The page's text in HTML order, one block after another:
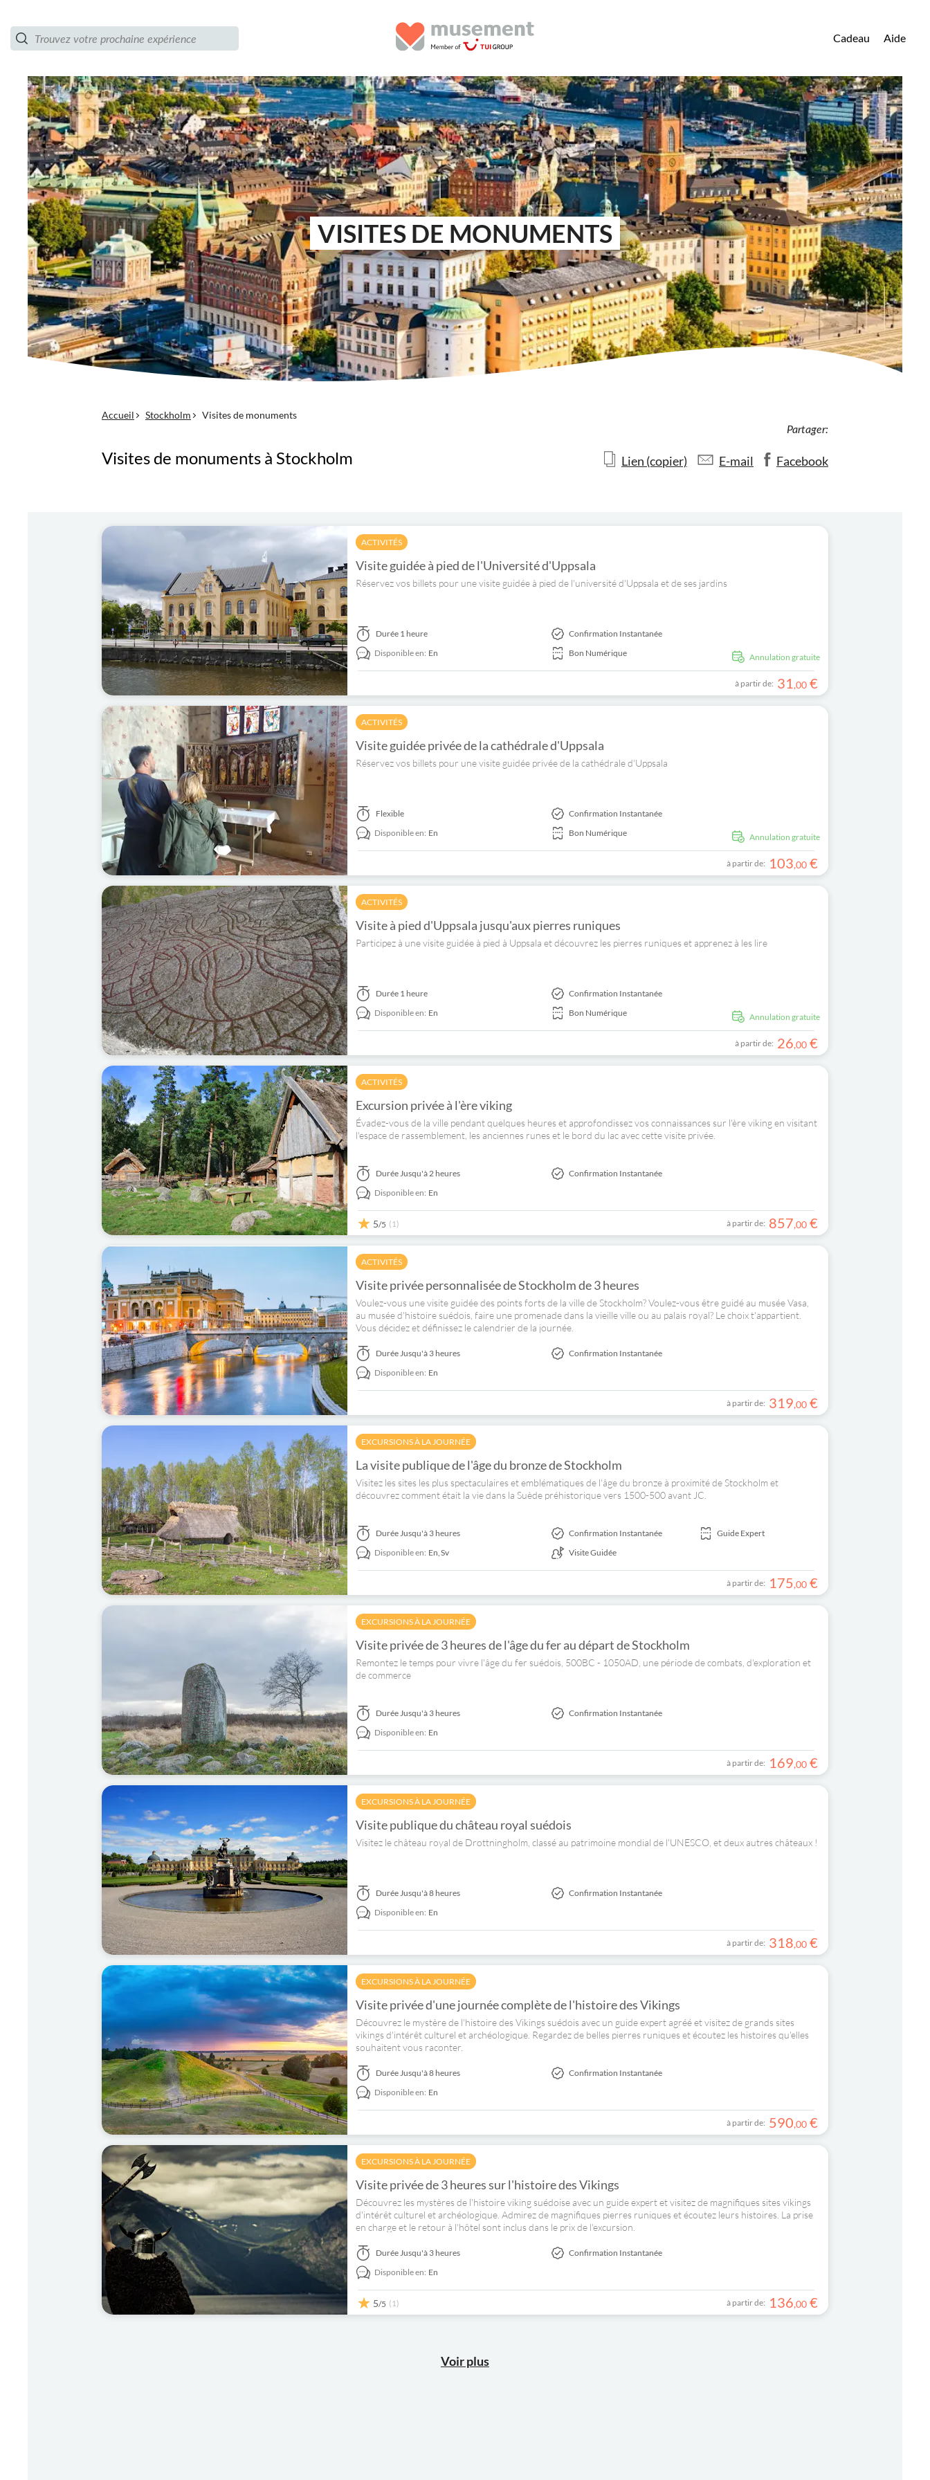
Cadeau Aide
VISITES DE MONUMENTS
Accueil Stockholm Visites de monuments
Visites de monuments à Stockholm
Partager:
Lien (copier) E-mail Facebook
ACTIVITÉS
Visite guidée à pied de l'Université d'Uppsala
Réservez vos billets pour une visite guidée à pied de l'université d'Uppsala et de ses jardins
Annulation gratuite
Durée 1 heure
Disponible en: En
Confirmation Instantanée
Bon Numérique
à partir de: 31,00 €
ACTIVITÉS
Visite guidée privée de la cathédrale d'Uppsala
Réservez vos billets pour une visite guidée privée de la cathédrale d'Uppsala
Annulation gratuite
Flexible
Disponible en: En
Confirmation Instantanée
Bon Numérique
à partir de: 103,00 €
ACTIVITÉS
Visite à pied d'Uppsala jusqu'aux pierres runiques
Participez à une visite guidée à pied à Uppsala et découvrez les pierres runiques et apprenez à les lire
Annulation gratuite
Durée 1 heure
Disponible en: En
Confirmation Instantanée
Bon Numérique
à partir de: 26,00 €
ACTIVITÉS
Excursion privée à l'ère viking
Évadez-vous de la ville pendant quelques heures et approfondissez vos connaissances sur l'ère viking en visitant
l'espace de rassemblement, les anciennes runes et le bord du lac avec cette visite privée.
DuréeJusqu'à 2 heures
Disponible en: En
Confirmation Instantanée
5/5 (1) à partir de: 857,00 €
ACTIVITÉS
Visite privée personnalisée de Stockholm de 3 heures
Voulez-vous une visite guidée des points forts de la ville de Stockholm? Voulez-vous être guidé au musée Vasa,
au musée d'histoire suédois, faire une promenade dans la vieille ville ou au palais royal? Le choix t'appartient.
Vous décidez et définissez le calendrier de la journée.
DuréeJusqu'à 3 heures
Disponible en: En
Confirmation Instantanée
à partir de: 319,00 €
EXCURSIONS À LA JOURNÉE
La visite publique de l'âge du bronze de Stockholm
Visitez les sites les plus spectaculaires et emblématiques de l'âge du bronze à proximité de Stockholm et
découvrez comment était la vie dans la Suède préhistorique vers 1500-500 avant JC.
DuréeJusqu'à 3 heures
Disponible en: En,Sv
Confirmation Instantanée
Visite Guidée
Guide Expert
à partir de: 175,00 €
EXCURSIONS À LA JOURNÉE
Visite privée de 3 heures de l'âge du fer au départ de Stockholm
Remontez le temps pour vivre l'âge du fer suédois, 500BC - 1050AD, une période de combats, d'exploration et
de commerce
DuréeJusqu'à 3 heures
Disponible en: En
Confirmation Instantanée
à partir de: 169,00 €
EXCURSIONS À LA JOURNÉE
Visite publique du château royal suédois
Visitez le château royal de Drottningholm, classé au patrimoine mondial de l'UNESCO, et deux autres châteaux !
DuréeJusqu'à 8 heures
Disponible en: En
Confirmation Instantanée
à partir de: 318,00 €
EXCURSIONS À LA JOURNÉE
Visite privée d'une journée complète de l'histoire des Vikings
Découvrez le mystère de l'histoire des Vikings suédois avec un guide expert agréé et visitez de grands sites
vikings d'intérêt culturel et archéologique. Regardez de belles pierres runiques et écoutez les histoires qu'elles
souhaitent vous raconter.
DuréeJusqu'à 8 heures
Disponible en: En
Confirmation Instantanée
à partir de: 590,00 €
EXCURSIONS À LA JOURNÉE
Visite privée de 3 heures sur l'histoire des Vikings
Découvrez les mystères de l'histoire viking suédoise avec un guide expert et visitez de magnifiques sites vikings
d'intérêt culturel et archéologique. Admirez de magnifiques pierres runiques et écoutez leurs histoires. La prise
en charge et le retour à l'hôtel sont inclus dans le prix de l'excursion.
DuréeJusqu'à 3 heures
Disponible en: En
Confirmation Instantanée
5/5 (1) à partir de: 136,00 €
Voir plus